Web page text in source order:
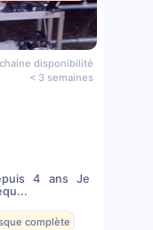
disponibilité
< 3 semaines
4 ans Je
complète